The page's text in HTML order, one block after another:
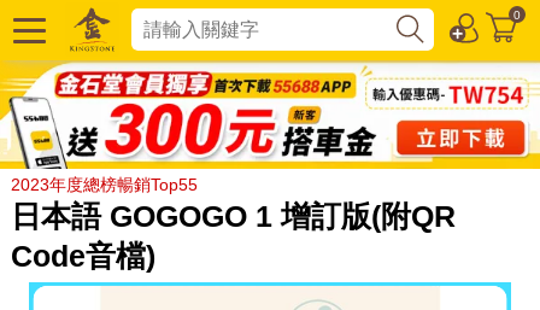
0
2023年度總榜暢銷Top55
日本語 GOGOGO 1 增訂版(附QR
Code音檔)